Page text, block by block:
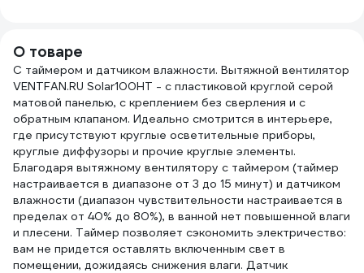
О товаре
С таймером и датчиком влажности. Вытяжной вентилятор
VENTFAN.RU Solar100HT - с пластиковой круглой серой
матовой панелью, с креплением без сверления и с
обратным клапаном. Идеально смотрится в интерьере,
где присутствуют круглые осветительные приборы,
круглые диффузоры и прочие круглые элементы.
Благодаря вытяжному вентилятору с таймером (таймер
настраивается в диапазоне от 3 до 15 минут) и датчиком
влажности (диапазон чувствительности настраивается в
пределах от 40% до 80%), в ванной нет повышенной влаги
и плесени. Таймер позволяет сэкономить электричество:
вам не придется оставлять включенным свет в
помещении, дожидаясь снижения влаги. Датчик